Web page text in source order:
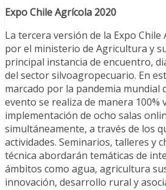
Expo Chile Agrícola 2020
La tercera versión de la Expo
por el ministerio de Agricultura y
principal instancia de encuentro,
del sector silvoagropecuario. En
marcado por la pandemia mundial
evento se realiza de manera 100%
implementación de ocho salas
simultáneamente, a través de los
actividades. Seminarios, talleres y
técnica abordarán temáticas de
ámbitos como agua, agricultura
innovación, desarrollo rural y